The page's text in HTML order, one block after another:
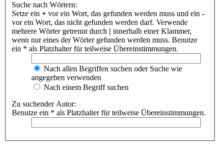
Suche nach Wörtern:
Setze ein + vor ein Wort, das gefunden werden muss und ein -
vor ein Wort, das nicht gefunden werden darf. Verwende
mehrere Wörter getrennt durch
innerhalb einer Klammer,
wenn nur eines der Wörter gefunden werden muss. Benutze
ein * als Platzhalter für teilweise Übereinstimmungen.
Nach allen Begriffen suchen oder Suche wie
angegeben verwenden
Nach einem Begriff suchen
Zu suchender Autor:
Benutze ein * als Platzhalter für teilweise Übereinstimmungen.